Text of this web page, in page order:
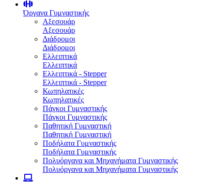
Όργανα Γυμναστικής
Αξεσουάρ
Αξεσουάρ
Διάδρομοι
Διάδρομοι
Ελλειπτικά
Ελλειπτικά
Ελλειπτικά - Stepper
Ελλειπτικά - Stepper
Κωπηλατικές
Κωπηλατικές
Πάγκοι Γυμναστικής
Πάγκοι Γυμναστικής
Παθητική Γυμναστική
Παθητική Γυμναστική
Ποδήλατα Γυμναστικής
Ποδήλατα Γυμναστικής
Πολυόργανα και Μηχανήματα Γυμναστικής
Πολυόργανα και Μηχανήματα Γυμναστικής